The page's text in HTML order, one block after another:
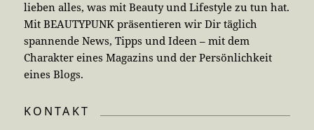
lieben alles, was mit Beauty und Lifestyle zu tun hat.
Mit BEAUTYPUNK präsentieren wir Dir täglich
spannende News, Tipps und Ideen – mit dem
Charakter eines Magazins und der Persönlichkeit
eines Blogs.
KONTAKT